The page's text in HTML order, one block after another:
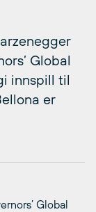
Global
innspill til
er
Global